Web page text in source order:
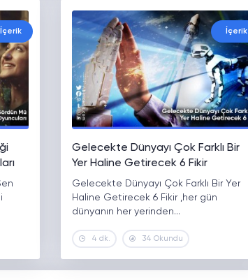
İçerik İçerik
Gelecekte Dünyayı Çok Farklı Bir
Yer Haline Getirecek 6 Fikir
Gelecekte Dünyayı Çok Farklı Bir Yer
Haline Getirecek 6 Fikir ,her gün
dünyanın her yerinden…
4 dk. 34 Okundu